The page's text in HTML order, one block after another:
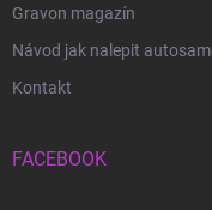
Gravon magazín
Návod jak nalepit
Kontakt
FACEBOOK